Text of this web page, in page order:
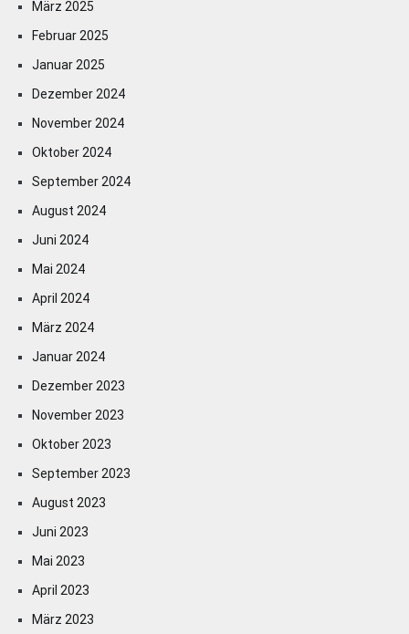
März 2025
Februar 2025
Januar 2025
Dezember 2024
November 2024
Oktober 2024
September 2024
August 2024
Juni 2024
Mai 2024
April 2024
März 2024
Januar 2024
Dezember 2023
November 2023
Oktober 2023
September 2023
August 2023
Juni 2023
Mai 2023
April 2023
März 2023